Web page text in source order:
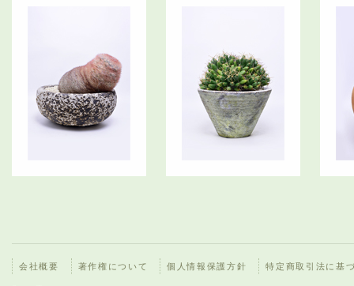
会社概要 著作権について 個人情報保護方針 特定商取引法に基